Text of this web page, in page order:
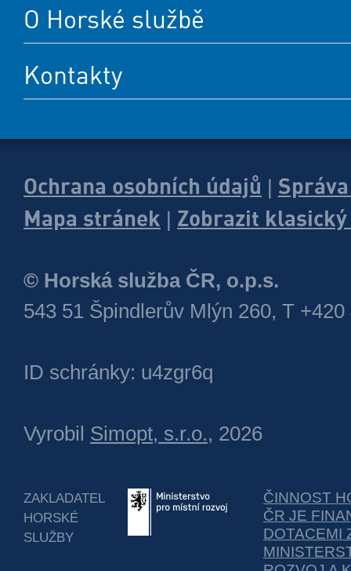
O Horské službě
Kontakty
Ochrana osobních údajů
Mapa stránek
Zobrazit
© Horská služba ČR, o.p.s.
543 51 Špindlerův Mlýn 260, T +420
ID schránky: u4zgr6q
Vyrobil Simopt, s.r.o., 2026
ZAKLADATEL
HORSKÉ
SLUŽBY
ČINNOST
ČR JE
DOTACEMI